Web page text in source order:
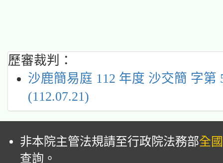
歷審裁判：
沙鹿簡易庭 112 年度 沙交簡 字第
(112.07.21)
非本院主管法規請至行政院法務部全
查詢。